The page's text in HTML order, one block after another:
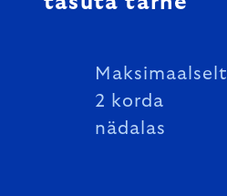
Maksimaalselt
2 korda
nädalas